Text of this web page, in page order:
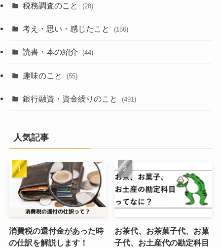
税務調査のこと (28)
考え・思い・感じたこと (156)
読書・本の紹介 (44)
趣味のこと (55)
銀行融資・資金繰りのこと (491)
人気記事
消費税の還付金があった時
の仕訳を解説します！
お茶代、お茶菓子代、お菓
子代、お土産代の勘定科目